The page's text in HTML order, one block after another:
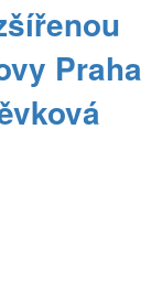
Praha